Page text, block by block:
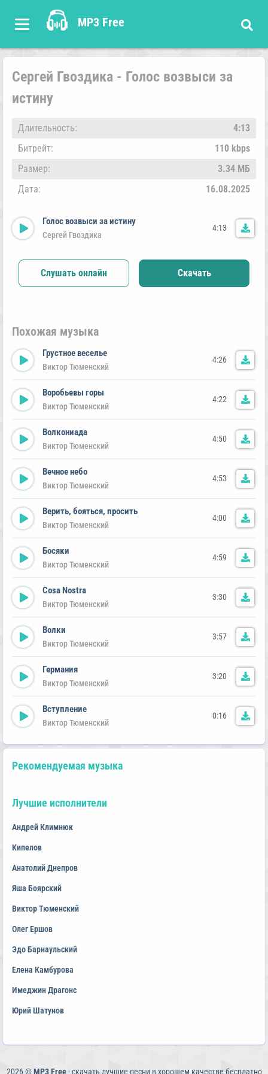
MP3 Free
Сергей Гвоздика - Голос возвыси за
истину
Длительность:
4:13
Битрейт:
110 kbps
Размер:
3.34 МБ
Дата:
16.08.2025
Голос возвыси за истину
Сергей Гвоздика
4:13
Слушать онлайн Скачать
Похожая музыка
Грустное веселье
Виктор Тюменский
4:26
Воробьевы горы
Виктор Тюменский
4:22
Волкониада
Виктор Тюменский
4:50
Вечное небо
Виктор Тюменский
4:53
Верить, бояться, просить
Виктор Тюменский
4:00
Босяки
Виктор Тюменский
4:59
Cosa Nostra
Виктор Тюменский
3:30
Волки
Виктор Тюменский
3:57
Германия
Виктор Тюменский
3:20
Вступление
Виктор Тюменский
0:16
Рекомендуемая музыка
Лучшие исполнители
Андрей Климнюк
Кипелов
Анатолий Днепров
Яша Боярский
Виктор Тюменский
Олег Ершов
Эдо Барнаульский
Елена Камбурова
Имеджин Драгонс
Юрий Шатунов
2026 ©MP3 Free- скачать лучшие песни в хорошем качестве бесплатно